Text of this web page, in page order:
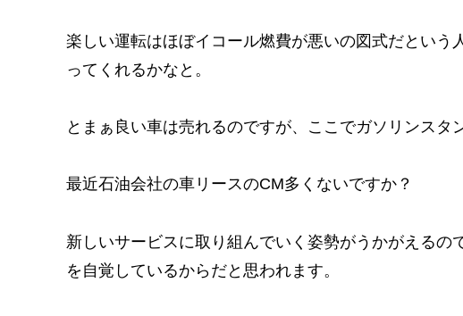
楽しい運転はほぼイコール燃費が悪いの図式だという
ってくれるかなと。
とまぁ良い車は売れるのですが、ここでガソリンスタ
最近石油会社の車リースのCM多くないですか？
新しいサービスに取り組んでいく姿勢がうかがえるの
を自覚しているからだと思われます。